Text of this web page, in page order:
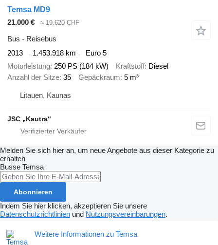
Temsa MD9
21.000 €
≈ 19.620 CHF
Bus - Reisebus
2013
1.453.918 km
Euro 5
Motorleistung 250 PS (184 kW) Kraftstoff Diesel
Anzahl der Sitze 35 Gepäckraum 5 m³
Litauen, Kaunas
JSC „Kautra“
Melden Sie sich hier an, um neue Angebote aus dieser Kategorie zu
erhalten
Busse Temsa
Abonnieren
Indem Sie hier klicken, akzeptieren Sie unsere
Datenschutzrichtlinien und Nutzungsvereinbarungen.
Weitere Informationen zu Temsa